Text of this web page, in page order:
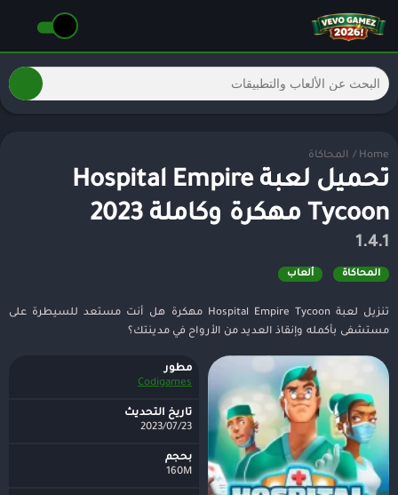
Home
/ المحاكاة
تحميل لعبة Hospital Empire
Tycoon مهكرة وكاملة 2023
1.4.1
المحاكاة ألعاب
تنزيل لعبة Hospital Empire Tycoon مهكرة هل أنت مستعد للسيطرة على
مستشفى بأكمله وإنقاذ العديد من الأرواح في مدينتك؟
مطور
Codigames
تاريخ التحديث
2023/07/23
بحجم
160M